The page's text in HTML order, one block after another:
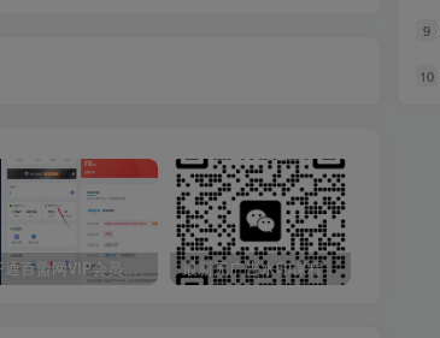
最新无广告水印课程资源 长期更新
9
10